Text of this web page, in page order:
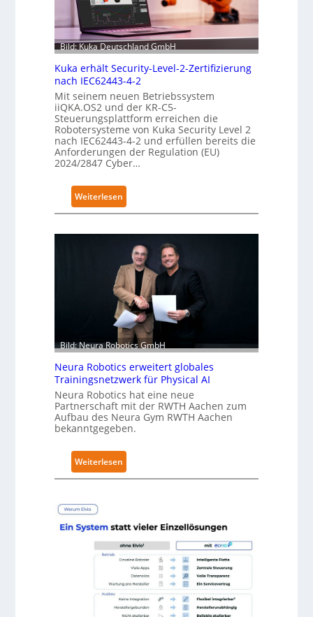
Bild: Kuka Deutschland GmbH
Kuka erhält Security-Level-2-Zertifizierung
nach IEC62443-4-2
Mit seinem neuen Betriebssystem
iiQKA.OS2 und der KR-C5-
Steuerungsplattform erreichen die
Robotersysteme von Kuka Security Level 2
nach IEC62443-4-2 und erfüllen bereits die
Anforderungen der Regulation (EU)
2024/2847 Cyber…
Weiterlesen
K
e
r
h
ä
l
t
e
c
u
r
i
-
e
l
-
-
Z
Bild: Neura Robotics GmbH
Neura Robotics erweitert globales
Trainingsnetzwerk für Physical AI
Neura Robotics hat eine neue
Partnerschaft mit der RWTH Aachen zum
Aufbau des Neura Gym RWTH Aachen
bekanntgegeben.
Weiterlesen
N
a
R
o
o
t